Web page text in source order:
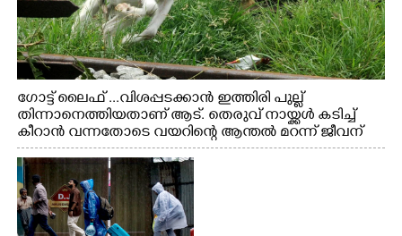
ഗോട്ട് ലൈഫ് ...വിശപ്പടക്കാൻ ഇത്തിരി പുല്ല്
തിന്നാനെത്തിയതാണ് ആട്. തെരുവ് നായ്ക്കൾ കടിച്ച്
കീറാൻ വന്നതോടെ വയറിന്റെ ആന്തൽ മറന്ന് ജീവന്
വേണ്ടിയായി ഓട്ടം. എറണാകുളം വാത്തുരുത്തിയിൽ
നിന്നുള്ള കാഴ്ച